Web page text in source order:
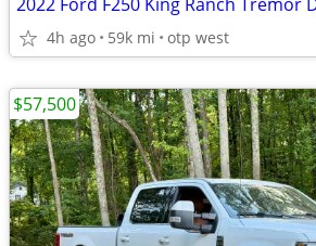
4h ago 59k mi otp west
$57,500